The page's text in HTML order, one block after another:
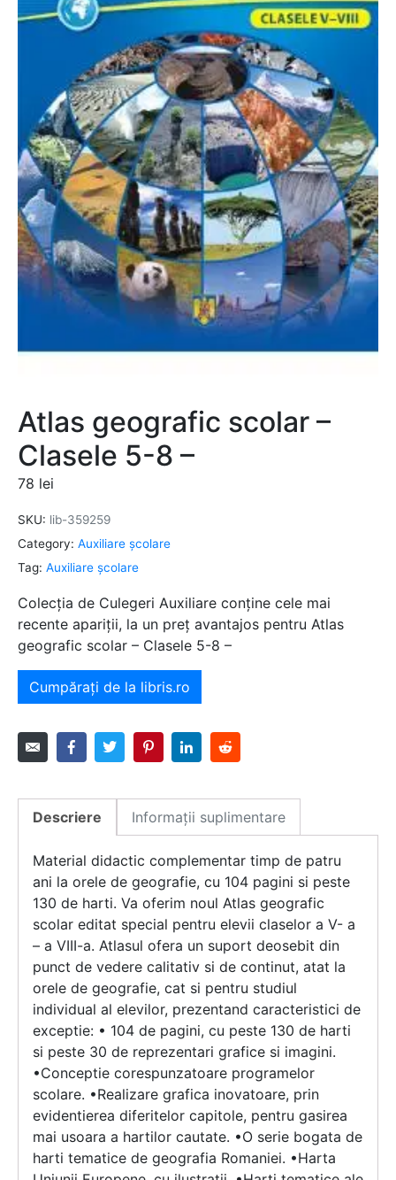
Atlas geografic scolar –
Clasele 5-8 –
78 lei
SKU: lib-359259
Category: Auxiliare şcolare
Tag: Auxiliare şcolare
Colecția de Culegeri Auxiliare conține cele mai
recente apariții, la un preț avantajos pentru Atlas
geografic scolar – Clasele 5-8 –
Cumpărați de la libris.ro
Descriere Informații suplimentare
Material didactic complementar timp de patru
ani la orele de geografie, cu 104 pagini si peste
130 de harti. Va oferim noul Atlas geografic
scolar editat special pentru elevii claselor a V- a
– a VIII-a. Atlasul ofera un suport deosebit din
punct de vedere calitativ si de continut, atat la
orele de geografie, cat si pentru studiul
individual al elevilor, prezentand caracteristici de
exceptie: • 104 de pagini, cu peste 130 de harti
si peste 30 de reprezentari grafice si imagini.
•Conceptie corespunzatoare programelor
scolare. •Realizare grafica inovatoare, prin
evidentierea diferitelor capitole, pentru gasirea
mai usoara a hartilor cautate. •O serie bogata de
harti tematice de geografia Romaniei. •Harta